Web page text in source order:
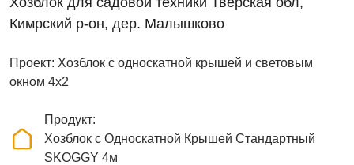
Кимрский р-он, дер. Малышково
Проект: Хозблок с односкатной крышей и световым
окном 4х2
Продукт
Хозблок с Односкатной Крышей Стандартный
SKOGGY 4м